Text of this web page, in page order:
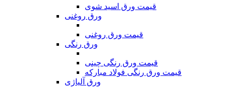
قیمت ورق اسید شوی
ورق روغنی
قیمت ورق روغنی
ورق رنگی
قیمت ورق رنگی چینی
قیمت ورق رنگی فولاد مبارکه
ورق آلیاژی